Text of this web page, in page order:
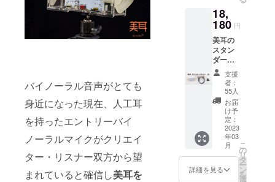
バイノーラル音声がとても
身近になった現在、人工耳
を持ったエントリーバイ
ノーラルマイクがクリエイ
ター・リスナー双方から望
まれていると確信し美耳を
データ
これ
らの情
報があ
れば、
ご自分
で美耳
の製作
が可能
です。
p.s 応援
メッ
セージ
とし
て、
作って
欲しい
ありま
す。 マ
イクは
必要な
いけれ
ど支援
を行い
たい・
音声は
欲しい
方に最
適で
す。
【内容
物】 ・
限定ボ
イス
18,
180 円
美耳の
スタン
ダード
セット
1式をお
送りい
たしま
す。
【内容
物】 ・
美耳本
体 ・
RCA-
Phone
端子
支援
者：
55人
お届
け予
定：
2023
年03
月
詳細を見る
こ
の
リ
タ
ー
ン
を
選